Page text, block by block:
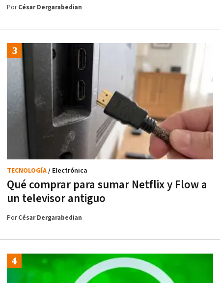
PorCésar Dergarabedian
Qué comprar para sumar Netflix y Flow a
un televisor antiguo
TECNOLOGÍA/ Electrónica
PorCésar Dergarabedian